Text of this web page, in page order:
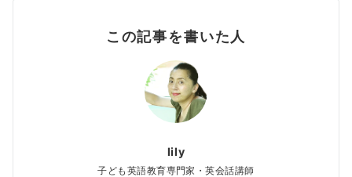
この記事を書いた人
lily
子ども英語教育専門家・英会話講師